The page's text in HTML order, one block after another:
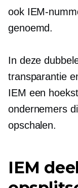
ook IEM-
genoemd.
In deze
transparantie
IEM een
ondernemers
opschalen.
IEM